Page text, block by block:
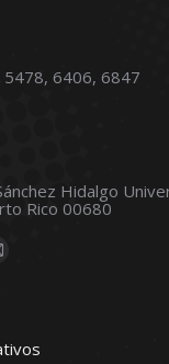
6406, 6847
Hidalgo
Rico 00680